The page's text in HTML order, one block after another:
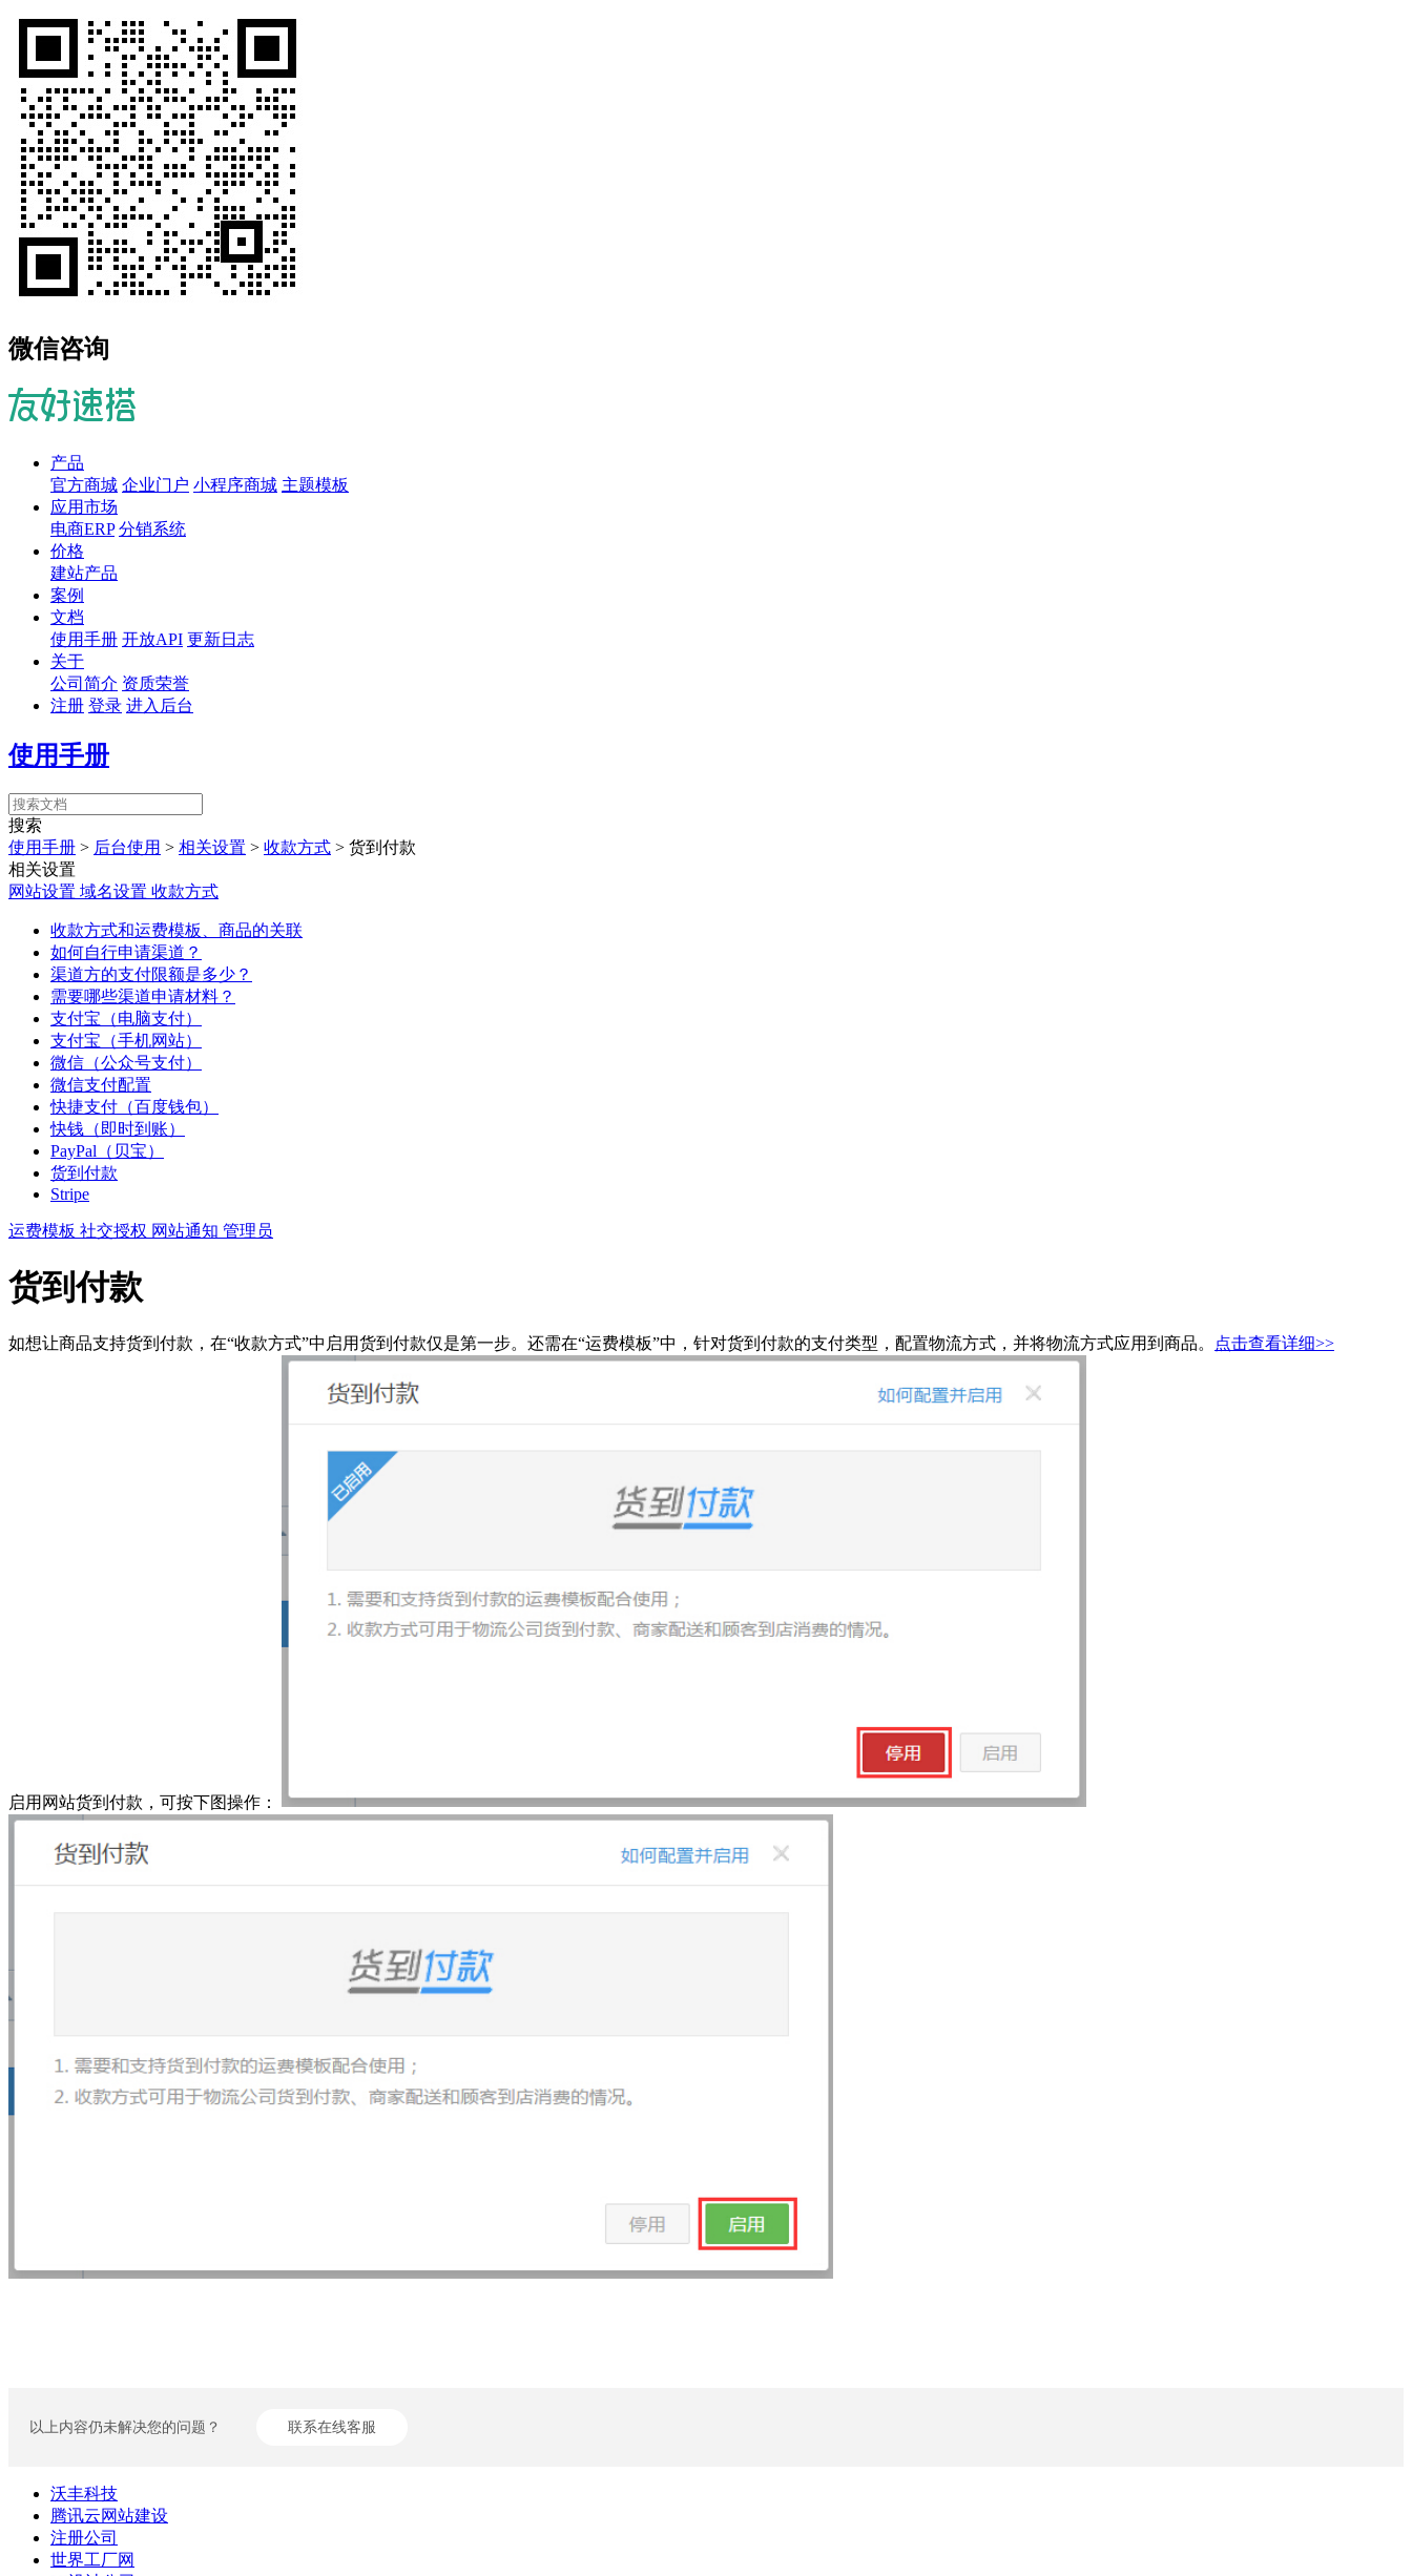
微信咨询
产品
官方商城 企业门户 小程序商城 主题模板
应用市场
电商ERP 分销系统
价格
建站产品
案例
文档
使用手册 开放API 更新日志
关于
公司简介 资质荣誉
注册 登录 进入后台
使用手册
搜索
使用手册 > 后台使用 > 相关设置 > 收款方式 > 货到付款
相关设置
网站设置 域名设置 收款方式
收款方式和运费模板、商品的关联
如何自行申请渠道？
渠道方的支付限额是多少？
需要哪些渠道申请材料？
支付宝（电脑支付）
支付宝（手机网站）
微信（公众号支付）
微信支付配置
快捷支付（百度钱包）
快钱（即时到账）
PayPal（贝宝）
货到付款
Stripe
运费模板 社交授权 网站通知 管理员
货到付款
如想让商品支持货到付款，在“收款方式”中启用货到付款仅是第一步。还需在“运费模板”中，针对货到付款的支付类型，配置物流方式，并将物流方式应用到商品。 点击查看详细>>
启用网站货到付款，可按下图操作：
以上内容仍未解决您的问题？ 联系在线客服
沃丰科技
腾讯云网站建设
注册公司
世界工厂网